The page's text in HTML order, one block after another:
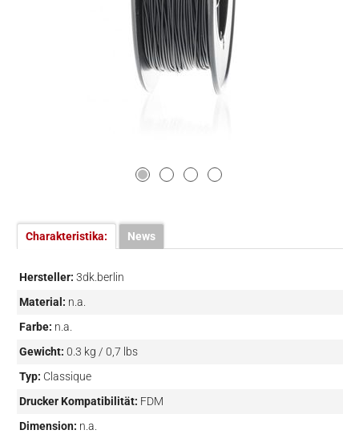
Charakteristika: News
Hersteller: 3dk.berlin
Material: n.a.
Farbe: n.a.
Gewicht: 0.3 kg / 0,7 lbs
Typ: Classique
Drucker Kompatibilität: FDM
Dimension: n.a.